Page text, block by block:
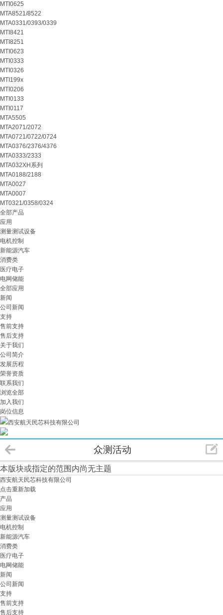
MTI0625
MTA8521/8522
MTA0331/0393/0339
MTI8421
MTI8251
MTI0623
MTI0333
MTI0326
MTI199x
MTI0206
MTI0133
MTI0117
MTA5505
MTA2071/2072
MTA0721/0722/0724
MTA0376/2376/4376
MTA0333/2333
MTA032XH系列
MTA0188/2188
MTA0027
MTA0007
MT0321/0358/0324
全部产品
应用
测量测试设备
电机控制
新能源汽车
消费类
医疗电子
电网储能
全部应用
新闻
公司新闻
支持
售前支持
售后支持
关于我们
公司简介
发展历程
荣誉资质
联系我们
浏览全部
加入我们
岗位信息
西安航天民芯科技有限公司
众测活动
本版块或指定的范围内尚无主题
西安航天民芯科技有限公司
点击重新加载
产品
应用
测量测试设备
电机控制
新能源汽车
消费类
医疗电子
电网储能
新闻
公司新闻
支持
售前支持
售后支持